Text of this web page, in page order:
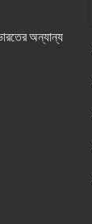
অন্যান্য